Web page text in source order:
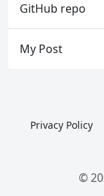
GitHub repo
My Post
Privacy Policy
©